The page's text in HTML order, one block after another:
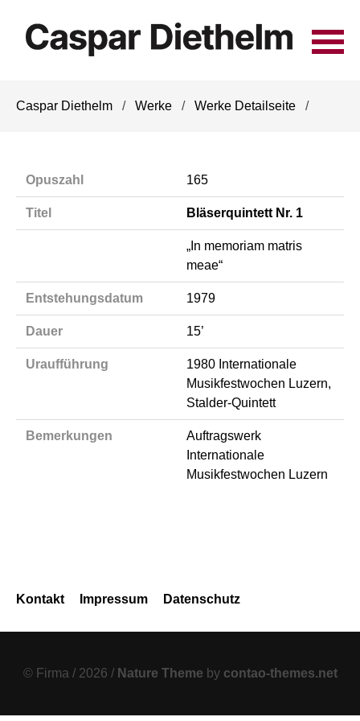
überspringen
Caspar Diethelm Werke Werke Detailseite
Opuszahl 165
Titel Bläserquintett Nr. 1
„In memoriam matris
meae“
Entstehungsdatum 1979
Dauer 15’
Uraufführung
1980 Internationale
Musikfestwochen Luzern,
Stalder-Quintett
Bemerkungen
Auftragswerk
Internationale
Musikfestwochen Luzern
überspringen
Kontakt Impressum Datenschutz
© Firma / 2026 / Nature Theme by contao-themes.net